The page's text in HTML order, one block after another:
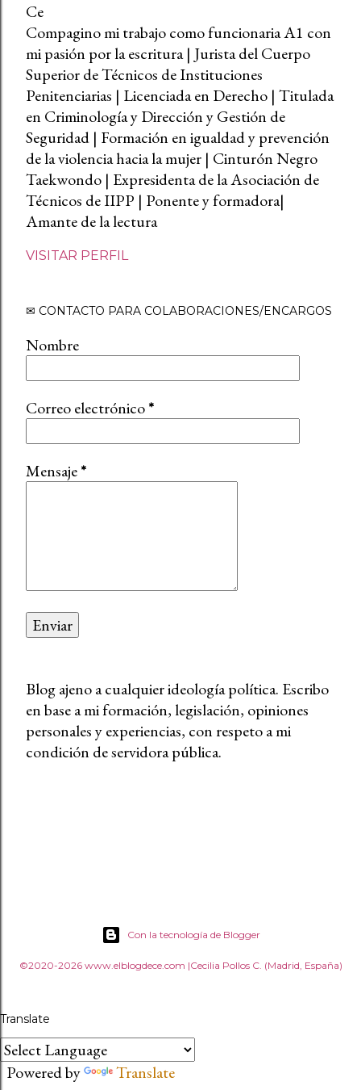
Ce
Compagino mi trabajo como funcionaria A1 con
mi pasión por la escritura | Jurista del Cuerpo
Superior de Técnicos de Instituciones
Penitenciarias | Licenciada en Derecho | Titulada
en Criminología y Dirección y Gestión de
Seguridad | Formación en igualdad y prevención
de la violencia hacia la mujer | Cinturón Negro
Taekwondo | Expresidenta de la Asociación de
Técnicos de IIPP | Ponente y formadora|
Amante de la lectura
VISITAR PERFIL
✉ CONTACTO PARA COLABORACIONES/ENCARGOS
Nombre
Correo electrónico*
Mensaje*
Blog ajeno a cualquier ideología política. Escribo
en base a mi formación, legislación, opiniones
personales y experiencias, con respeto a mi
condición de servidora pública.
Con la tecnología de Blogger
©2020-2026 www.elblogdece.com |Cecilia Pollos C. (Madrid, España)
Translate
Powered by Translate